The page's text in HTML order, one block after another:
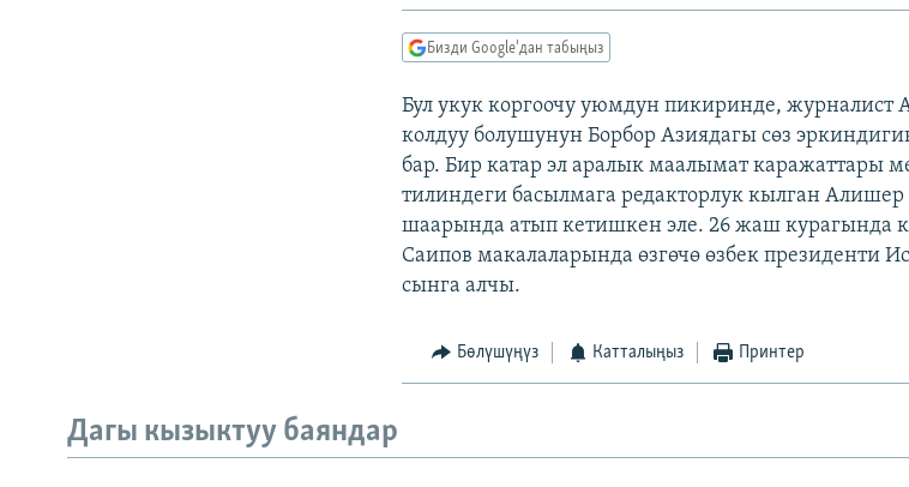
Бизди Google'дан табыңыз
Бул укук коргоочу уюмдун пикиринде,
колдуу болушунун Борбор Азиядагы сөз
бар. Бир катар эл аралык маалымат каражаттары
тилиндеги басылмага редакторлук кылган
шаарында атып кетишкен эле. 26 жаш курагында
Саипов макалаларында өзгөчө өзбек президенти
сынга алчы.
Бөлүшүңүз Катталыңыз Принтер
Дагы кызыктуу баяндар